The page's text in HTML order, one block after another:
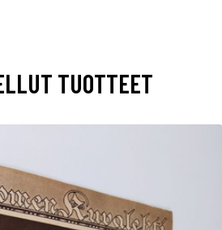
TUOTTEET